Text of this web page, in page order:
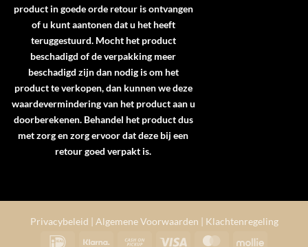
product in goede orde retour is ontvangen
of u kunt aantonen dat u het heeft
teruggestuurd. Mocht het product
beschadigd of de verpakking meer
beschadigd zijn dan nodig is om het
product te verkopen, dan kunnen we deze
waardevermindering van het product aan u
doorberekenen. Behandel het product dus
met zorg en zorg ervoor dat deze bij een
retour goed verpakt is.
Privacybeleid | Algemene Voorwaarden | Klachtenregeling
IDeal
Klarna
Cash
Visa MasterCardMollie